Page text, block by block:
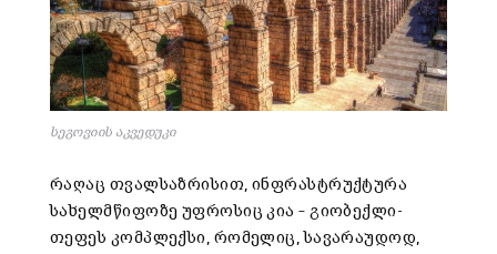
სეგოვიის აკვედუკი
რაღაც თვალსაზრისით, ინფრასტრუქტურა
სახელმწიფოზე უფროსიც კია – გიობექლი-
თეფეს კომპლექსი, რომელიც, სავარაუდოდ,